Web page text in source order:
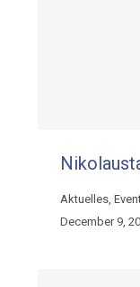
Aktuelles,
December 9,